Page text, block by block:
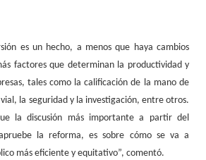
es un hecho, a menos que haya cambios
factores que determinan la productividad y
tales como la calificación de la mano de
la seguridad y la investigación, entre otros.
la discusión más importante a partir del
la reforma, es sobre cómo se va a
más eficiente y equitativo”, comentó.